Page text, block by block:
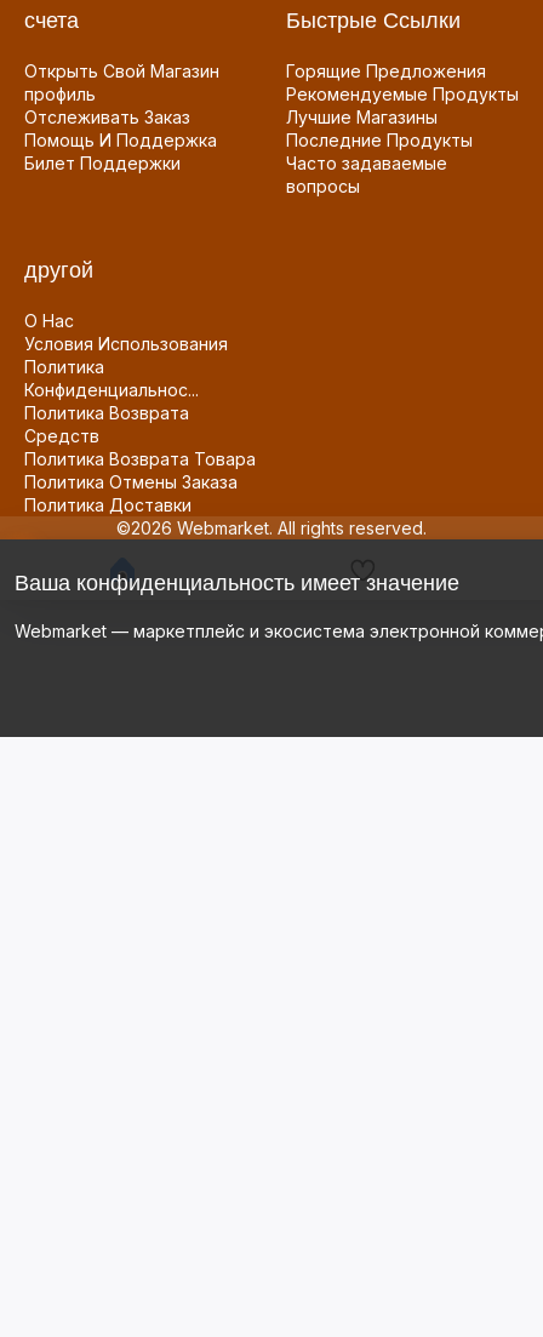
счета
Открыть Свой Магазин
профиль
Отслеживать Заказ
Помощь И Поддержка
Билет Поддержки
Быстрые Ссылки
Горящие Предложения
Рекомендуемые Продукты
Лучшие Магазины
Последние Продукты
Часто задаваемые
вопросы
другой
О Нас
Условия Использования
Политика
Конфиденциальнос...
Политика Возврата
Средств
Политика Возврата Товара
Политика Отмены Заказа
Политика Доставки
©2026 Webmarket. All rights reserved.
Ваша конфиденциальность имеет значение
Webmarket — маркетплейс и экосистема электронной